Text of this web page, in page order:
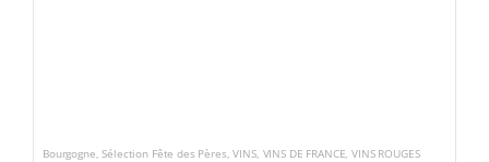
Bourgogne,Sélection Fête des Pères,VINS, VINS DE FRANCE,VINS ROUGES